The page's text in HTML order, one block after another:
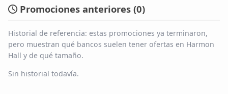
Promociones anteriores (0)
Historial de referencia: estas promociones ya terminaron,
pero muestran qué bancos suelen tener ofertas en Harmon
Hall y de qué tamaño.
Sin historial todavía.